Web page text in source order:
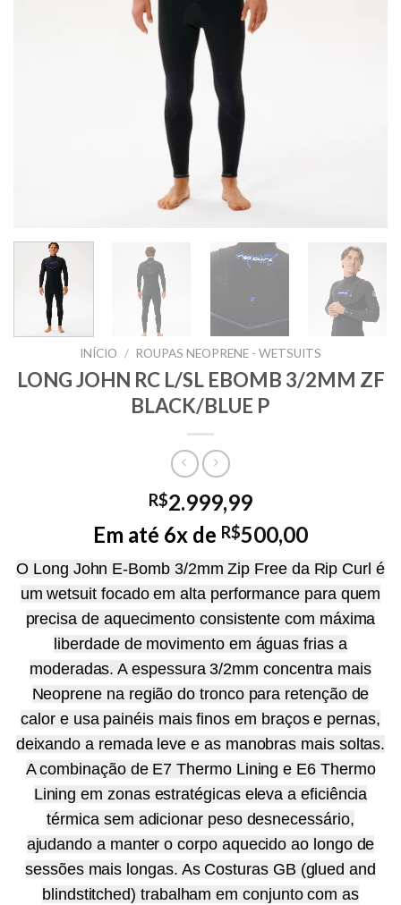
INÍCIO / ROUPAS NEOPRENE - WETSUITS
LONG JOHN RC L/SL EBOMB 3/2MM ZF
BLACK/BLUE P
R$2.999,99
Em até 6x de R$500,00
O Long John E-Bomb 3/2mm Zip Free da Rip Curl é
um wetsuit focado em alta performance para quem
precisa de aquecimento consistente com máxima
liberdade de movimento em águas frias a
moderadas. A espessura 3/2mm concentra mais
Neoprene na região do tronco para retenção de
calor e usa painéis mais finos em braços e pernas,
deixando a remada leve e as manobras mais soltas.
A combinação de E7 Thermo Lining e E6 Thermo
Lining em zonas estratégicas eleva a eficiência
térmica sem adicionar peso desnecessário,
ajudando a manter o corpo aquecido ao longo de
sessões mais longas. As Costuras GB (glued and
blindstitched) trabalham em conjunto com as